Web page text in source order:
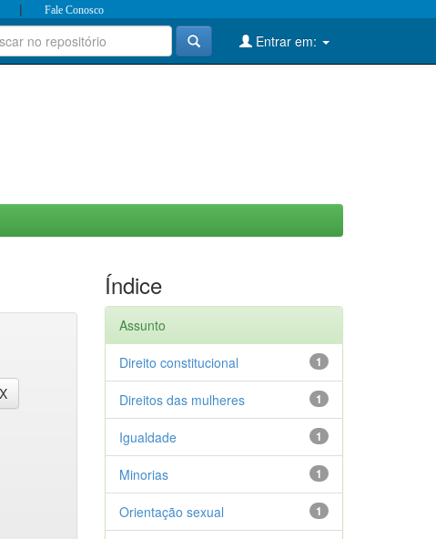
| Fale Conosco
Entrar em:
Índice
Assunto
1
Direito constitucional
1
Direitos das mulheres
1
Igualdade
1
Minorias
1
Orientação sexual